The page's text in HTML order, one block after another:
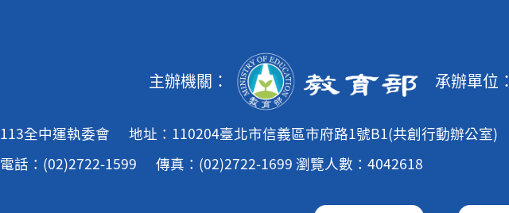
主辦機關： 承辦單位：
113全中運執委會 地址：110204臺北市信義區市府路1號B1(共創行動辦公室)
電話：(02)2722-1599
傳真：(02)2722-1699 瀏覽人數：4042618